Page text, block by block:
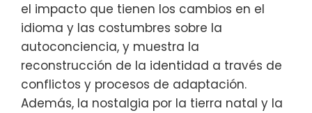
el impacto que tienen los cambios en el
idioma y las costumbres sobre la
autoconciencia, y muestra la
reconstrucción de la identidad a través de
conflictos y procesos de adaptación.
Además, la nostalgia por la tierra natal y la